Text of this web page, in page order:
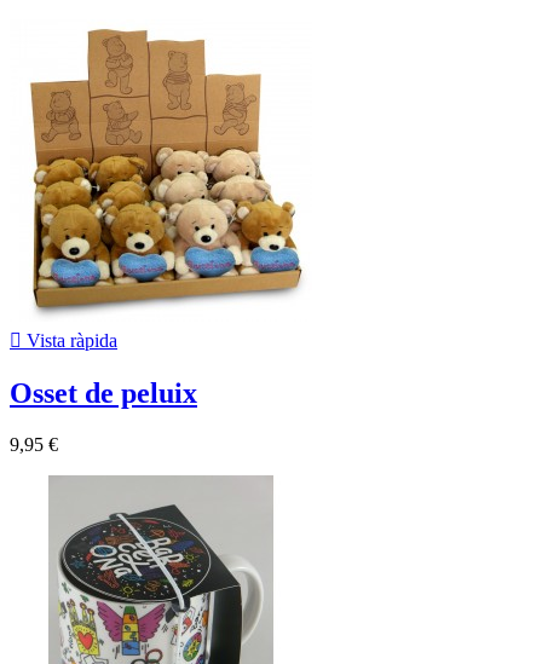
 Vista ràpida
Osset de peluix
9,95 €